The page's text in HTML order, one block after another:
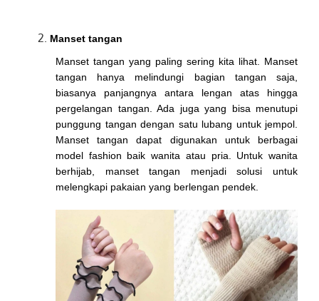
Manset tangan
Manset tangan yang paling sering kita lihat. Manset
tangan hanya melindungi bagian tangan saja,
biasanya panjangnya antara lengan atas hingga
pergelangan tangan. Ada juga yang bisa menutupi
punggung tangan dengan satu lubang untuk jempol.
Manset tangan dapat digunakan untuk berbagai
model fashion baik wanita atau pria. Untuk wanita
berhijab, manset tangan menjadi solusi untuk
melengkapi pakaian yang berlengan pendek.